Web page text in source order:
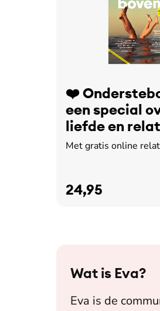
❤️
een special
liefde en
Met gratis online
24,95
Wat is Eva?
Eva is de